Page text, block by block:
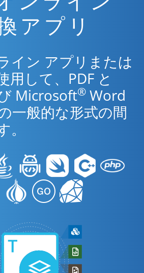
アプリ
イン アプリまたは
用して、PDF と
Microsoft® Word
一般的な形式の間